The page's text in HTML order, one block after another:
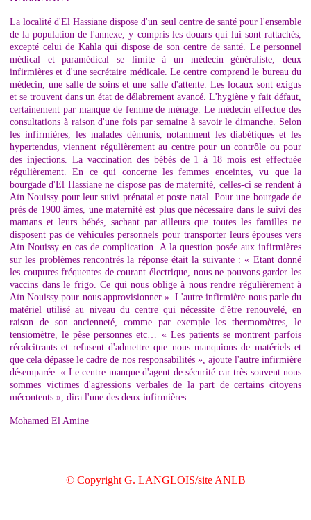
La localité d'El Hassiane dispose d'un seul centre de santé pour l'ensemble
de la population de l'annexe, y compris les douars qui lui sont rattachés,
excepté celui de Kahla qui dispose de son centre de santé. Le personnel
médical et paramédical se limite à un médecin généraliste, deux
infirmières et d'une secrétaire médicale. Le centre comprend le bureau du
médecin, une salle de soins et une salle d'attente. Les locaux sont exigus
et se trouvent dans un état de délabrement avancé. L'hygiène y fait défaut,
certainement par manque de femme de ménage. Le médecin effectue des
consultations à raison d'une fois par semaine à savoir le dimanche. Selon
les infirmières, les malades démunis, notamment les diabétiques et les
hypertendus, viennent régulièrement au centre pour un contrôle ou pour
des injections. La vaccination des bébés de 1 à 18 mois est effectuée
régulièrement. En ce qui concerne les femmes enceintes, vu que la
bourgade d'El Hassiane ne dispose pas de maternité, celles-ci se rendent à
Aïn Nouissy pour leur suivi prénatal et poste natal. Pour une bourgade de
près de 1900 âmes, une maternité est plus que nécessaire dans le suivi des
mamans et leurs bébés, sachant par ailleurs que toutes les familles ne
disposent pas de véhicules personnels pour transporter leurs épouses vers
Aïn Nouissy en cas de complication. A la question posée aux infirmières
sur les problèmes rencontrés la réponse était la suivante : « Etant donné
les coupures fréquentes de courant électrique, nous ne pouvons garder les
vaccins dans le frigo. Ce qui nous oblige à nous rendre régulièrement à
Aïn Nouissy pour nous approvisionner ». L'autre infirmière nous parle du
matériel utilisé au niveau du centre qui nécessite d'être renouvelé, en
raison de son ancienneté, comme par exemple les thermomètres, le
tensiomètre, le pèse personnes etc… « Les patients se montrent parfois
récalcitrants et refusent d'admettre que nous manquions de matériels et
que cela dépasse le cadre de nos responsabilités », ajoute l'autre infirmière
désemparée. « Le centre manque d'agent de sécurité car très souvent nous
sommes victimes d'agressions verbales de la part de certains citoyens
mécontents », dira l'une des deux infirmières.
Mohamed El Amine
© Copyright G. LANGLOIS/site ANLB